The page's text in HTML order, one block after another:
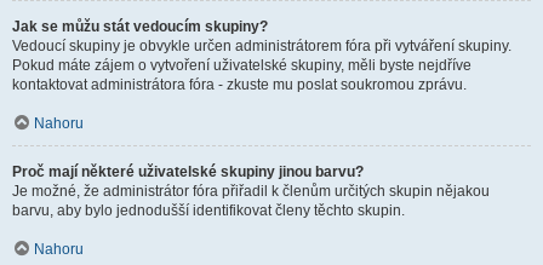
Jak se můžu stát vedoucím skupiny?
Vedoucí skupiny je obvykle určen administrátorem fóra při vytváření skupiny.
Pokud máte zájem o vytvoření uživatelské skupiny, měli byste nejdříve
kontaktovat administrátora fóra - zkuste mu poslat soukromou zprávu.
Nahoru
Proč mají některé uživatelské skupiny jinou barvu?
Je možné, že administrátor fóra přiřadil k členům určitých skupin nějakou
barvu, aby bylo jednodušší identifikovat členy těchto skupin.
Nahoru